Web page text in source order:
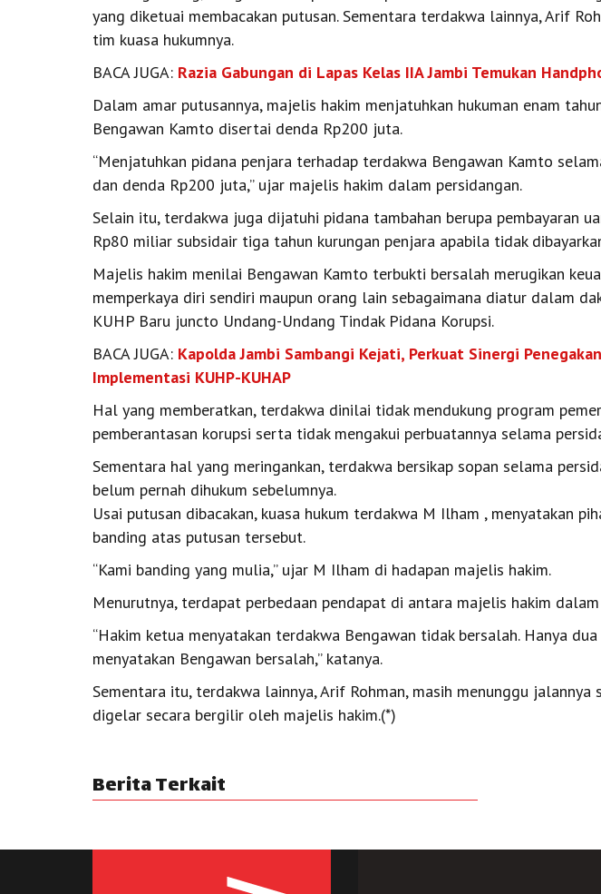
yang diketuai membacakan putusan. Sementara terdakwa lainnya, Arif
tim kuasa hukumnya.
BACA JUGA: Razia Gabungan di Lapas Kelas IIA Jambi Temukan
Dalam amar putusannya, majelis hakim menjatuhkan hukuman enam
Bengawan Kamto disertai denda Rp200 juta.
“Menjatuhkan pidana penjara terhadap terdakwa Bengawan Kamto
dan denda Rp200 juta,” ujar majelis hakim dalam persidangan.
Selain itu, terdakwa juga dijatuhi pidana tambahan berupa pembayaran
Rp80 miliar subsidair tiga tahun kurungan penjara apabila tidak
Majelis hakim menilai Bengawan Kamto terbukti bersalah merugikan
memperkaya diri sendiri maupun orang lain sebagaimana diatur dalam
KUHP Baru juncto Undang-Undang Tindak Pidana Korupsi.
BACA JUGA: Kapolda Jambi Sambangi Kejati, Perkuat Sinergi
Implementasi KUHP-KUHAP
Hal yang memberatkan, terdakwa dinilai tidak mendukung program
pemberantasan korupsi serta tidak mengakui perbuatannya selama
Sementara hal yang meringankan, terdakwa bersikap sopan selama
belum pernah dihukum sebelumnya.
Usai putusan dibacakan, kuasa hukum terdakwa M Ilham , menyatakan
banding atas putusan tersebut.
“Kami banding yang mulia,” ujar M Ilham di hadapan majelis hakim.
Menurutnya, terdapat perbedaan pendapat di antara majelis hakim
“Hakim ketua menyatakan terdakwa Bengawan tidak bersalah. Hanya
menyatakan Bengawan bersalah,” katanya.
Sementara itu, terdakwa lainnya, Arif Rohman, masih menunggu jalannya
digelar secara bergilir oleh majelis hakim.(*)
Berita Terkait